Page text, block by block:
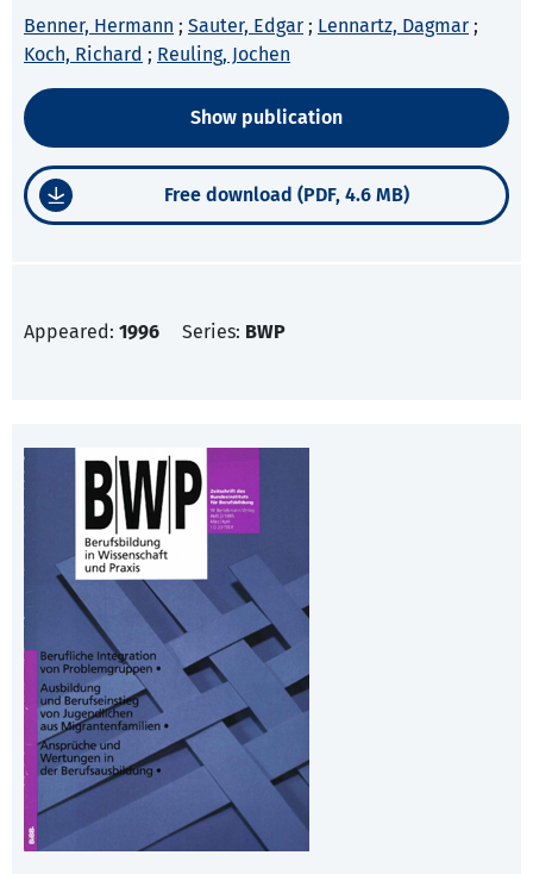
Benner, Hermann ; Sauter, Edgar ; Lennartz, Dagmar ;
Koch, Richard ; Reuling, Jochen
Show publication
Free download (PDF, 4.6 MB)
Appeared: 1996 Series: BWP